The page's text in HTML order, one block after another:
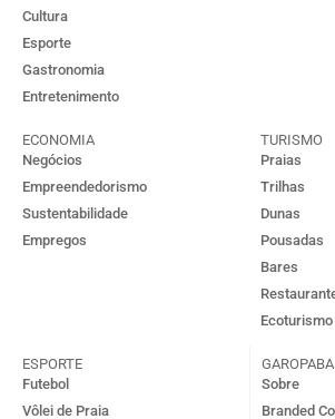
Cultura
Esporte
Gastronomia
Entretenimento
ECONOMIA
Negócios
Empreendedorismo
Sustentabilidade
Empregos
TURISMO
Praias
Trilhas
Dunas
Pousadas
Bares
Ecoturismo
ESPORTE
Futebol
Vôlei de Praia
Sobre
Branded